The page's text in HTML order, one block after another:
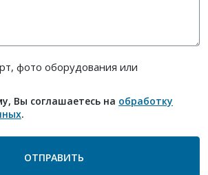
фото оборудования или
Вы соглашаетесь на обработку
.